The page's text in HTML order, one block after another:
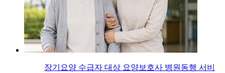
장기요양 수급자 대상 요양보호사 병원동행 서비